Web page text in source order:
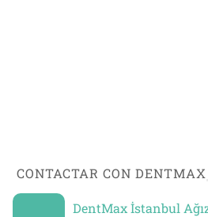
CONTACTAR CON DENTMAX
DentMax İstanbul